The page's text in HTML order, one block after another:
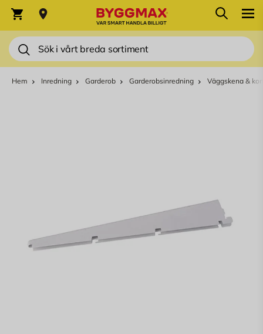
Sök
Varukorg Sök
Hem Inredning Garderob Garderobsinredning Väggskena &